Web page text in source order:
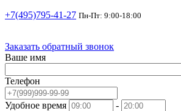
+7(495)795-41-27 Пн-Пт: 9:00-18:00
Заказать обратный звонок
Ваше имя
Телефон
Удобное время
-